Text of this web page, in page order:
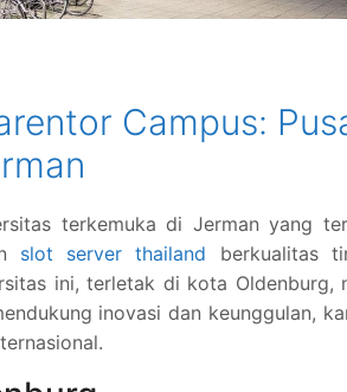
Campus:
terkemuka di Jerman yang
slot server thailand berkualitas
ini, terletak di kota Oldenburg,
inovasi dan keunggulan,